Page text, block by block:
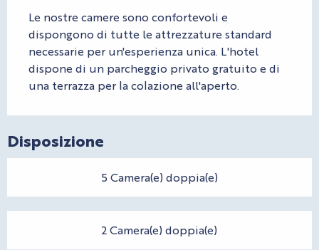
Le nostre camere sono confortevoli e
dispongono di tutte le attrezzature standard
necessarie per un'esperienza unica. L'hotel
dispone di un parcheggio privato gratuito e di
una terrazza per la colazione all'aperto.
Disposizione
5 Camera(e) doppia(e)
2 Camera(e) doppia(e)